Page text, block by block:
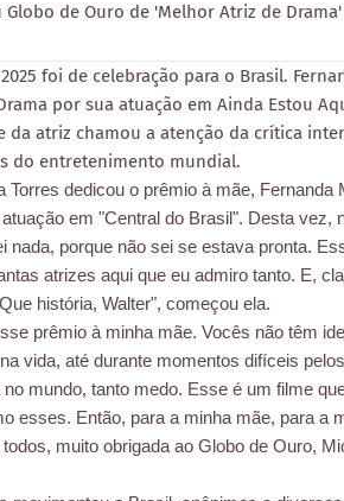
Globo de Ouro de 'Melhor Atriz de
foi de celebração para o Brasil.
por sua atuação em Ainda Estou
da atriz chamou a atenção da crítica
do entretenimento mundial.
Torres dedicou o prêmio à mãe,
em "Central do Brasil". Desta vez,
nada, porque não sei se estava pronta.
atrizes aqui que eu admiro tanto. E,
história, Walter", começou ela.
prêmio à minha mãe. Vocês não têm
vida, até durante momentos difíceis
mundo, tanto medo. Esse é um filme
esses. Então, para a minha mãe, para a
muito obrigada ao Globo de Ouro,